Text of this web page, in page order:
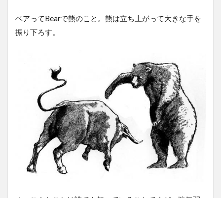
ベアってBearで熊のこと。熊は立ち上がって大きな手を
振り下ろす。